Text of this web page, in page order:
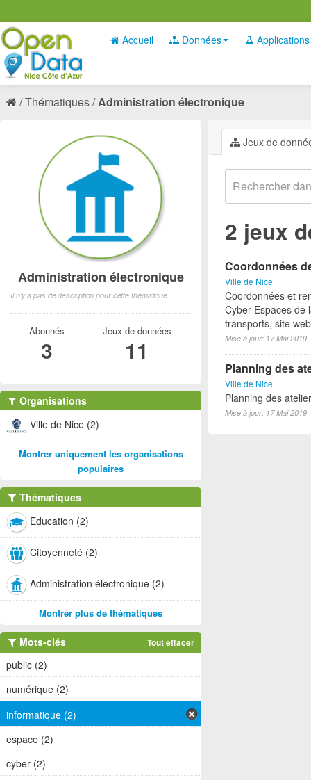
Accueil Données Applications
Thématiques Administration électronique
Jeux de
2 jeux
Coordonnées
Ville de Nice
Coordonnées et
Cyber-Espaces de
transports, site
Mise à jour: 17 Mai 2019
Planning des
Ville de Nice
Planning des
Mise à jour: 17 Mai 2019
Administration électronique
Il n'y a pas de description pour cette thématique
Abonnés
3
Jeux de données
11
Organisations
Ville de Nice (2)
Montrer uniquement les organisations
populaires
Thématiques
Education (2)
Citoyenneté (2)
Administration électronique (2)
Montrer plus de thématiques
Mots-clés Tout effacer
public (2)
numérique (2)
informatique (2)
espace (2)
cyber (2)